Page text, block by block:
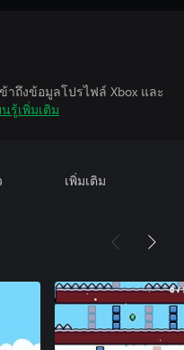
าถึงข้อมูลโปรไฟล์ Xbox และ
นรู้เพิ่มเติม
เพิ่มเติม